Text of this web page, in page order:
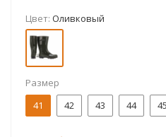
Цвет: Оливковый
Размер
41
42 43 44 45